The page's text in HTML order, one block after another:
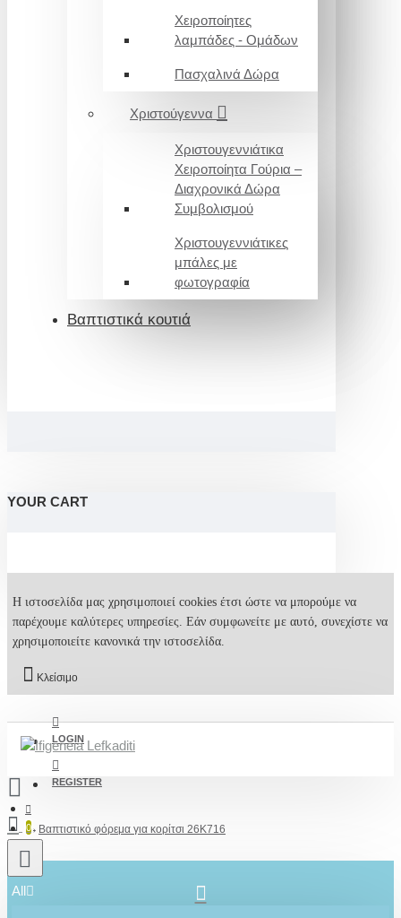
Χειροποίητες
λαμπάδες - Ομάδων
Πασχαλινά Δώρα
Χριστούγεννα
Χριστουγεννιάτικα
Χειροποίητα Γούρια –
Διαχρονικά Δώρα
Συμβολισμού
Χριστουγεννιάτικες
μπάλες με
φωτογραφία
Βαπτιστικά κουτιά
YOUR CART
Η ιστοσελίδα μας χρησιμοποιεί cookies έτσι ώστε να μπορούμε να
παρέχουμε καλύτερες υπηρεσίες. Εάν συμφωνείτε με αυτό, συνεχίστε να
χρησιμοποιείτε κανονικά την ιστοσελίδα.
Κλείσιμο
LOGIN
REGISTER
0
All
Βαπτιστικό φόρεμα για κορίτσι 26K716